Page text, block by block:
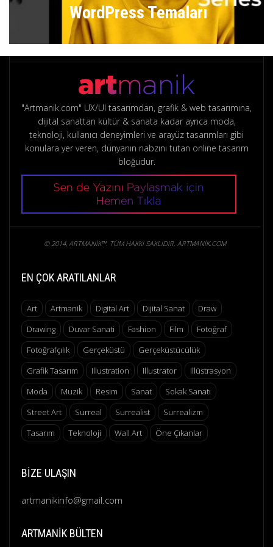
WordPress Temaları
"Artmanik.com" UX/UI tasarımdan, grafik & web tasarımına,
dijital sanattan kültür & sanata kadar ayrıca moda,
teknoloji, kullanıcı deneyimleri ve arayüz tasarımları gibi
konulara yer veren, dünyanın nabzını tutan online tasarım
bloğudur.
© 2014, ARTMANIK™. TÜM HAKKI SAKLIDIR. ARTMANIK.COM
EN ÇOK ARATILANLAR
Art Artmanik Digital Art Dijital Sanat
Draw
Drawing
Duvar Sanati Fashion Film
Fotoğraf
Fotoğrafçılık
Gerçeküstü
Gerçeküstücülük
Grafik Tasarım
Illustration Illustrator
Illüstrasyon
Moda
Muzik Resim Sanat
Sokak Sanatı
Street Art
Surreal Surrealist
Surrealizm
Tasarım
Teknoloji Wall Art Öne Çıkanlar
BIZE ULAŞIN
artmanikinfo@gmail.com
ARTMANIK BÜLTEN